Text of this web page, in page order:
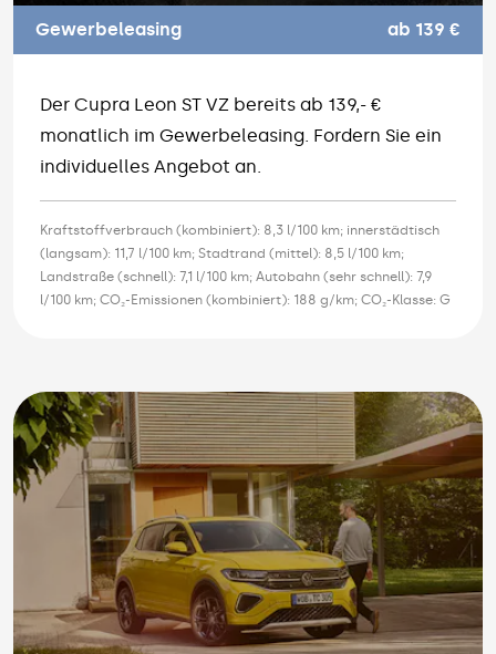
Gewerbeleasing ab 139 €
Der Cupra Leon ST VZ bereits ab 139,- €
monatlich im Gewerbeleasing. Fordern Sie ein
individuelles Angebot an.
Kraftstoffverbrauch (kombiniert): 8,3 l/100 km; innerstädtisch
(langsam): 11,7 l/100 km; Stadtrand (mittel): 8,5 l/100 km;
Landstraße (schnell): 7,1 l/100 km; Autobahn (sehr schnell): 7,9
l/100 km; CO₂-Emissionen (kombiniert): 188 g/km; CO₂-Klasse: G